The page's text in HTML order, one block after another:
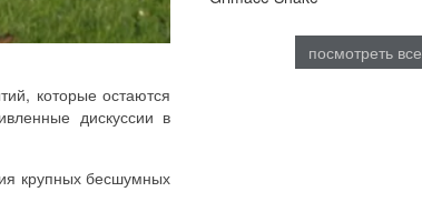
которые остаются
дискуссии в
крупных бесшумных
посмотреть все